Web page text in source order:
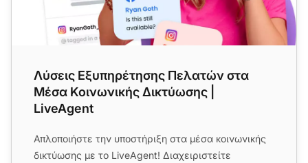
Λύσεις Εξυπηρέτησης Πελατών στα
Μέσα Κοινωνικής Δικτύωσης |
LiveAgent
Απλοποιήστε την υποστήριξη στα μέσα κοινωνικής
δικτύωσης με το LiveAgent! Διαχειριστείτε